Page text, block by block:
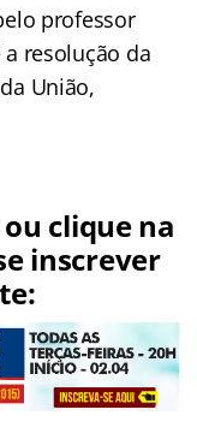
professor
resolução da
União,
clique na
inscrever